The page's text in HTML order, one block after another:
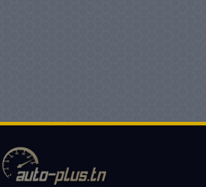
grâce à des solutions…
21/12/2025